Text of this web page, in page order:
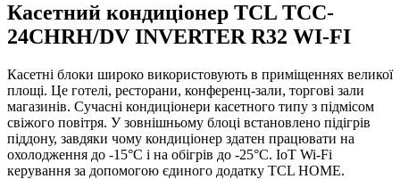
Касетний кондиціонер TCL TCC-
24CHRH/DV INVERTER R32 WI-FI
Касетні блоки широко використовують в приміщеннях великої
площі. Це готелі, ресторани, конференц-зали, торгові зали
магазинів. Сучасні кондиціонери касетного типу з підмісом
свіжого повітря. У зовнішньому блоці встановлено підігрів
піддону, завдяки чому кондиціонер здатен працювати на
охолодження до -15°С і на обігрів до -25°С. IoT Wi-Fi
керування за допомогою єдиного додатку TCL HOME.